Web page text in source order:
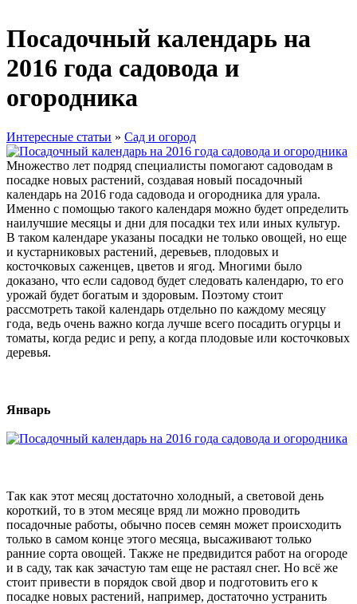
Посадочный календарь на
2016 года садовода и
огородника
Интересные статьи » Сад и огород
Множество лет подряд специалисты помогают садоводам в
посадке новых растений, создавая новый посадочный
календарь на 2016 года садовода и огородника для урала.
Именно с помощью такого календаря можно будет определить
наилучшие месяцы и дни для посадки тех или иных культур.
В таком календаре указаны посадки не только овощей, но еще
и кустарниковых растений, деревьев, плодовых и
косточковых саженцев, цветов и ягод. Многими было
доказано, что если садовод будет следовать календарю, то его
урожай будет богатым и здоровым. Поэтому стоит
рассмотреть такой календарь отдельно по каждому месяцу
года, ведь очень важно когда лучше всего посадить огурцы и
томаты, когда редис и репу, а когда плодовые или косточковых
деревья.
Январь
Так как этот месяц достаточно холодный, а световой день
короткий, то в этом месяце вряд ли можно проводить
посадочные работы, обычно посев семян может происходить
только в самом конце этого месяца, высаживают только
ранние сорта овощей. Также не предвидится работ на огороде
и в саду, так как зачастую там еще не растаял снег. Но всё же
стоит привести в порядок свой двор и подготовить его к
посадке новых растений, например, достаточно устранить